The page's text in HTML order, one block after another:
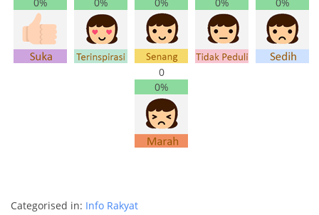
0
0%
Categorised in: Info Rakyat